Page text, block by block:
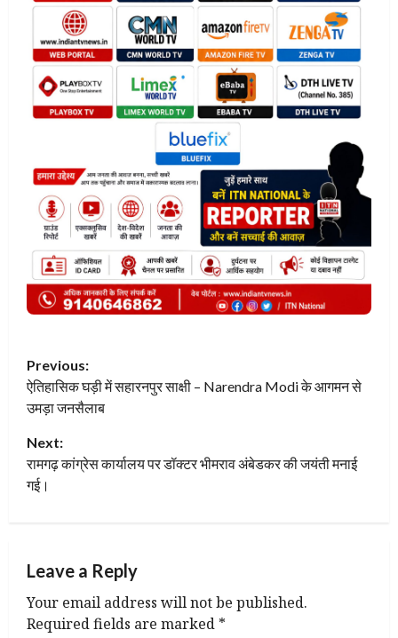
P
o
s
t
v
i
Previous:
ऐतिहासिक घड़ी में सहारनपुर साक्षी – Narendra Modi के आगमन से
उमड़ा जनसैलाब
Next:
रामगढ़ कांग्रेस कार्यालय पर डॉक्टर भीमराव अंबेडकर की जयंती मनाई
गई।
Leave a Reply
Your email address will not be published.
Required fields are marked *